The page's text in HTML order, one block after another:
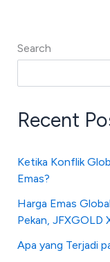
Search
Recent
Ketika Konflik
Emas?
Harga Emas
Pekan, JFXGOLD
Apa yang Terjadi